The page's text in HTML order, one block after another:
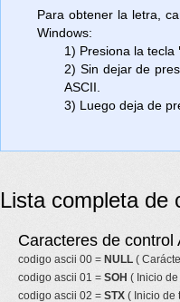
Para obtener la letra,
Windows:
1) Presiona la tecla
2) Sin dejar de
ASCII.
3) Luego deja de
Lista completa de
Caracteres de control
codigo ascii 00 = NULL (
codigo ascii 01 = SOH ( Inicio
codigo ascii 02 = STX ( Inicio de